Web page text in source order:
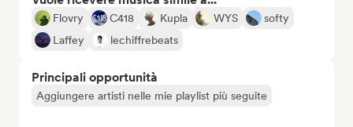
Flovry C418 Kupla WYS
softy
Laffey
lechiffrebeats
Principali opportunità
Aggiungere artisti nelle mie playlist più seguite